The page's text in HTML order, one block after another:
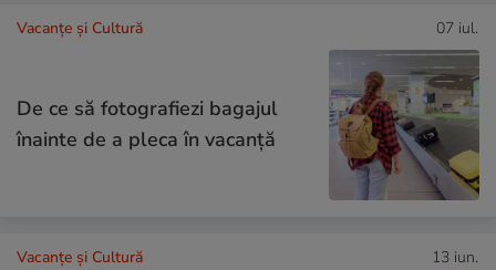
Vacanțe și Cultură 07 iul.
De ce să fotografiezi bagajul
înainte de a pleca în vacanță
Vacanțe și Cultură 13 iun.